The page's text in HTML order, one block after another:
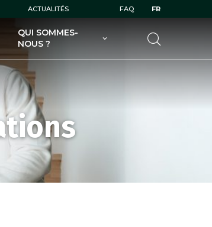
ACTUALITÉS FAQ FR
QUI SOMMES-
NOUS ?
UGOLF AU SERVICE DES
GOLFEURS
UGOLF AU SERVICE DES
PROPRIÉTAIRES DE GOLFS
UGOLF ET SES FILIALES
UGOLF ÉCODURABLE